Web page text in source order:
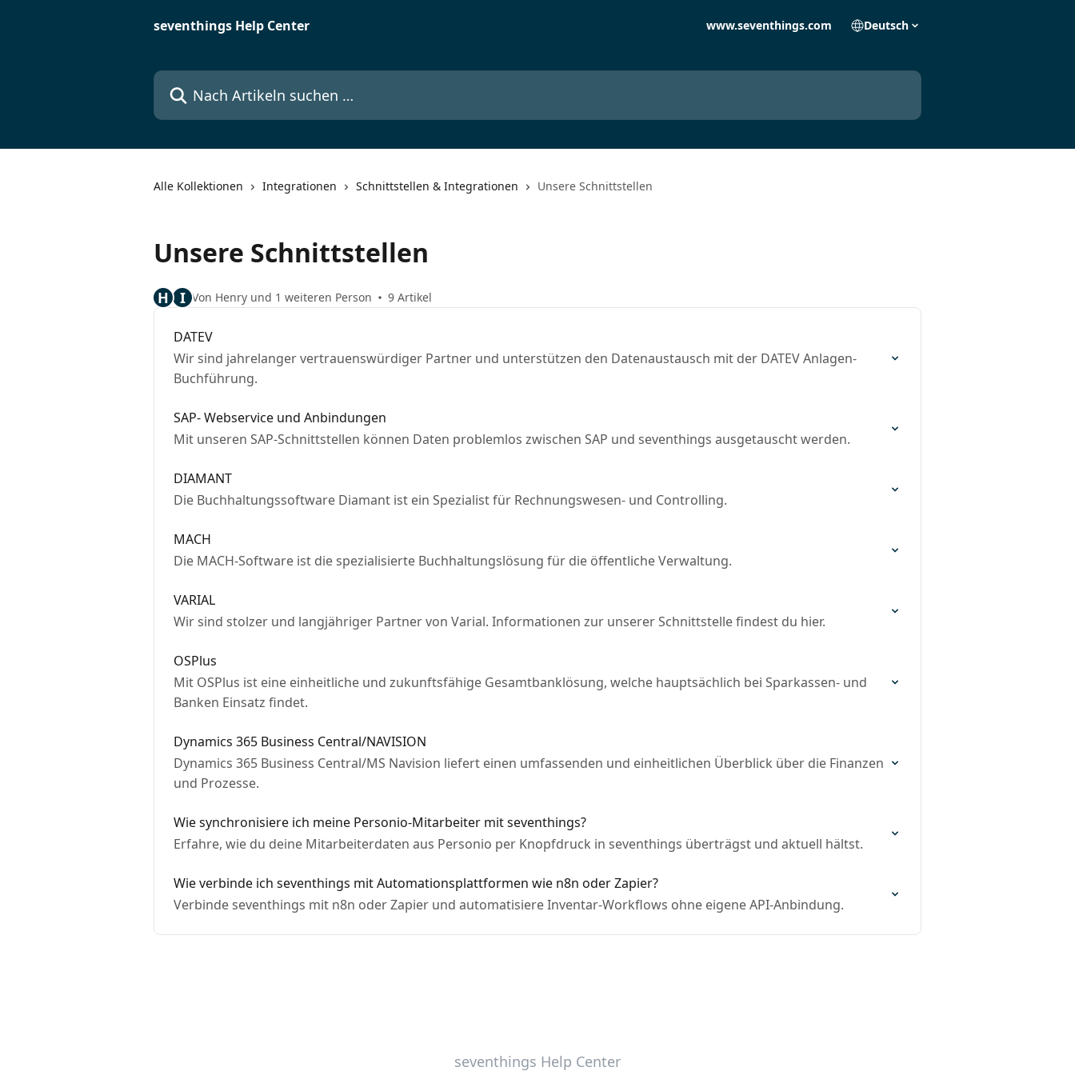
seventhings Help Center
www.seventhings.com Deutsch
Nach Artikeln suchen …
Alle Kollektionen Integrationen Schnittstellen & Integrationen Unsere Schnittstellen
Unsere Schnittstellen
H I Von Henry und 1 weiteren Person 9 Artikel
DATEV
Wir sind jahrelanger vertrauenswürdiger Partner und unterstützen den Datenaustausch mit der DATEV Anlagen-
Buchführung.
SAP- Webservice und Anbindungen
Mit unseren SAP-Schnittstellen können Daten problemlos zwischen SAP und seventhings ausgetauscht werden.
DIAMANT
Die Buchhaltungssoftware Diamant ist ein Spezialist für Rechnungswesen- und Controlling.
MACH
Die MACH-Software ist die spezialisierte Buchhaltungslösung für die öffentliche Verwaltung.
VARIAL
Wir sind stolzer und langjähriger Partner von Varial. Informationen zur unserer Schnittstelle findest du hier.
OSPlus
Mit OSPlus ist eine einheitliche und zukunftsfähige Gesamtbanklösung, welche hauptsächlich bei Sparkassen- und
Banken Einsatz findet.
Dynamics 365 Business Central/NAVISION
Dynamics 365 Business Central/MS Navision liefert einen umfassenden und einheitlichen Überblick über die Finanzen
und Prozesse.
Wie synchronisiere ich meine Personio-Mitarbeiter mit seventhings?
Erfahre, wie du deine Mitarbeiterdaten aus Personio per Knopfdruck in seventhings überträgst und aktuell hältst.
Wie verbinde ich seventhings mit Automationsplattformen wie n8n oder Zapier?
Verbinde seventhings mit n8n oder Zapier und automatisiere Inventar-Workflows ohne eigene API-Anbindung.
seventhings Help Center